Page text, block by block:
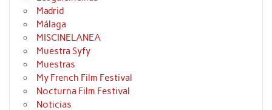
Madrid
Málaga
MISCINELANEA
Muestra Syfy
Muestras
My French Film Festival
Nocturna Film Festival
Noticias